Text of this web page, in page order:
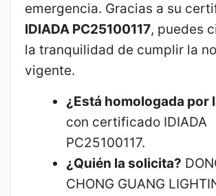
emergencia. Gracias a su
IDIADA PC25100117, puedes
la tranquilidad de cumplir la
vigente.
¿Está homologada por
con certificado IDIADA
PC25100117.
¿Quién la solicita?
CHONG GUANG